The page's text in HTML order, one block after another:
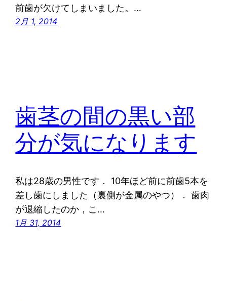
前歯が欠けてしまいました。…
2月 1, 2014
歯茎の間の黒い部
分が気になります
私は28歳の男性です． 10年ほど前に前歯5本を
差し歯にしました（裏側が金属のやつ）． 歯肉
が退縮したのか，こ…
1月 31, 2014